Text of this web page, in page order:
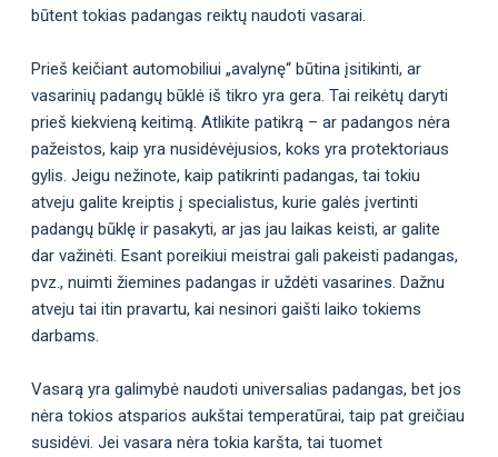
būtent tokias padangas reiktų naudoti vasarai.
Prieš keičiant automobiliui „avalynę“ būtina įsitikinti, ar
vasarinių padangų būklė iš tikro yra gera. Tai reikėtų daryti
prieš kiekvieną keitimą. Atlikite patikrą – ar padangos nėra
pažeistos, kaip yra nusidėvėjusios, koks yra protektoriaus
gylis. Jeigu nežinote, kaip patikrinti padangas, tai tokiu
atveju galite kreiptis į specialistus, kurie galės įvertinti
padangų būklę ir pasakyti, ar jas jau laikas keisti, ar galite
dar važinėti. Esant poreikiui meistrai gali pakeisti padangas,
pvz., nuimti žiemines padangas ir uždėti vasarines. Dažnu
atveju tai itin pravartu, kai nesinori gaišti laiko tokiems
darbams.
Vasarą yra galimybė naudoti universalias padangas, bet jos
nėra tokios atsparios aukštai temperatūrai, taip pat greičiau
susidėvi. Jei vasara nėra tokia karšta, tai tuomet